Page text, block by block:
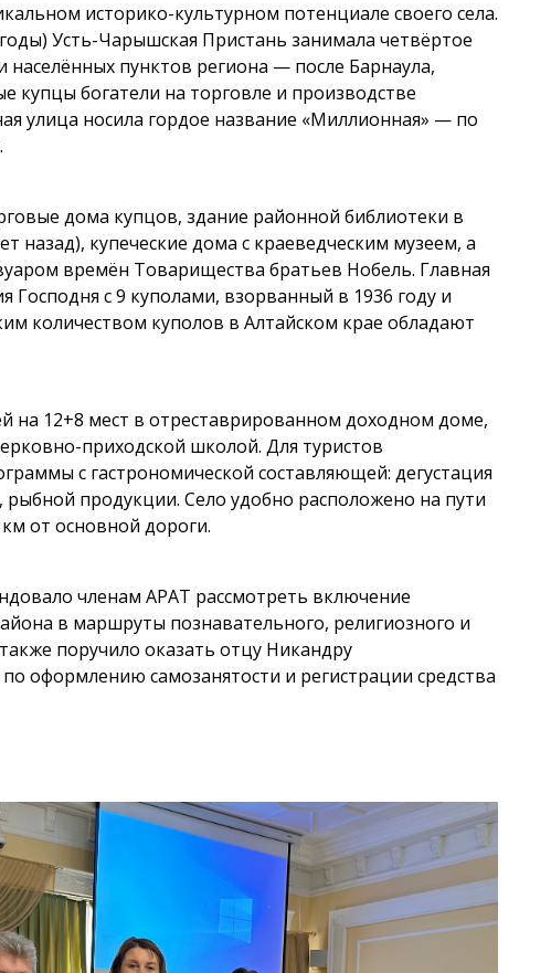
историко-культурном потенциале своего села.
Усть-Чарышская Пристань занимала четвёртое
населённых пунктов региона — после Барнаула,
купцы богатели на торговле и производстве
улица носила гордое название «Миллионная» — по
дома купцов, здание районной библиотеки в
назад), купеческие дома с краеведческим музеем, а
времён Товарищества братьев Нобель. Главная
с 9 куполами, взорванный в 1936 году и
количеством куполов в Алтайском крае обладают
на 12+8 мест в отреставрированном доходном доме,
приходской школой. Для туристов
с гастрономической составляющей: дегустация
рыбной продукции. Село удобно расположено на пути
от основной дороги.
членам АРАТ рассмотреть включение
в маршруты познавательного, религиозного и
поручило оказать отцу Никандру
оформлению самозанятости и регистрации средства